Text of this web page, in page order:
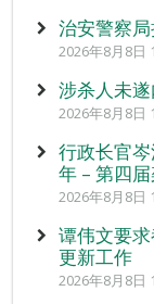
治安警察
2026年8月8日
涉杀人未
2026年8月8日
行政长官
年 – 第四届
2026年8月8日
谭伟文要
更新工作
2026年8月8日